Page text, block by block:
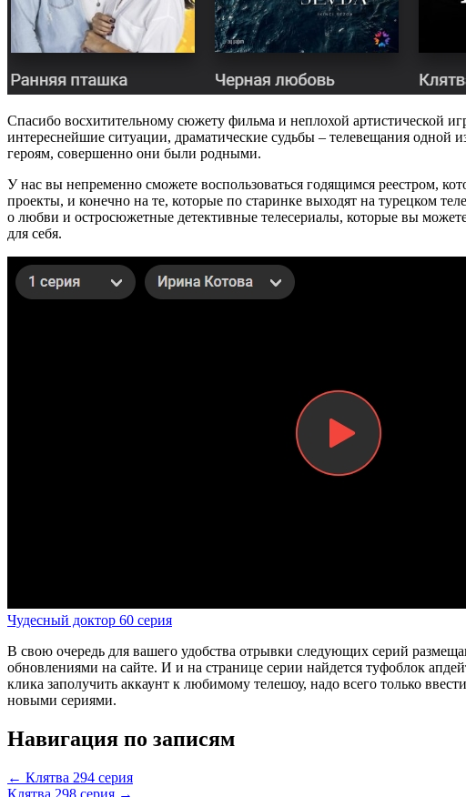
Спасибо восхитительному сюжету фильма и неплохой артистической
интереснейшие ситуации, драматические судьбы – телевещания
героям, совершенно они были родными.
У нас вы непременно сможете воспользоваться годящимся реестром,
проекты, и конечно на те, которые по старинке выходят на турецком
о любви и остросюжетные детективные телесериалы, которые вы
для себя.
Чудесный доктор 60 серия
В свою очередь для вашего удобства отрывки следующих серий
обновлениями на сайте. И и на странице серии найдется туфоблок
клика заполучить аккаунт к любимому телешоу, надо всего только
новыми сериями.
Навигация по записям
← Клятва 294 серия
Клятва 298 серия →